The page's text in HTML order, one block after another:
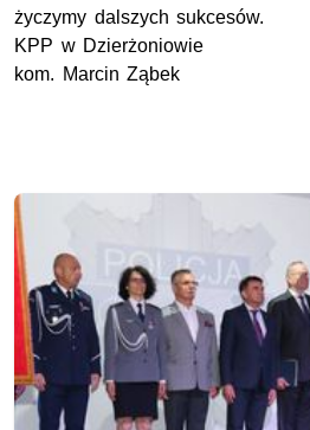
życzymy dalszych sukcesów.
KPP w Dzierżoniowie
kom. Marcin Ząbek